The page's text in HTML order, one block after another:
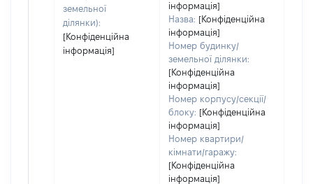
земельної
ділянки):
[Конфіденційна
інформація]
інформація]
Назва: [Конфіденційна
інформація]
Номер будинку/
земельної ділянки:
[Конфіденційна
інформація]
Номер корпусу/секції/
блоку: [Конфіденційна
інформація]
Номер квартири/
кімнати/гаражу:
[Конфіденційна
інформація]